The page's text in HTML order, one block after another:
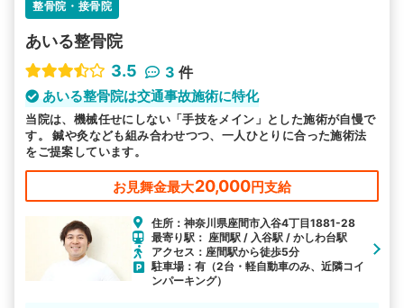
整骨院・接骨院
あいる整骨院
3.5
3 件
あいる整骨院は交通事故施術に特化
当院は、機械任せにしない「手技をメイン」とした施術が自慢で
す。 鍼や灸なども組み合わせつつ、一人ひとりに合った施術法
をご提案しています。
お見舞金最大20,000円支給
住所：神奈川県座間市入谷4丁目1881-28
最寄り駅： 座間駅 / 入谷駅 / かしわ台駅
アクセス：座間駅から徒歩5分
駐車場：有（2台・軽自動車のみ、近隣コイ
ンパーキング）